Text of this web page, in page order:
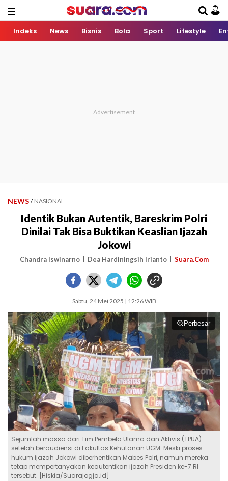
Indeks News Bisnis Bola Sport Lifestyle
NEWS / NASIONAL
Identik Bukan Autentik, Bareskrim Polri
Dinilai Tak Bisa Buktikan Keaslian Ijazah
Jokowi
Chandra Iswinarno Dea Hardiningsih Irianto Suara.Com
Sabtu, 24 Mei 2025 | 12:26 WIB
Perbesar
Sejumlah massa dari Tim Pembela Ulama dan Aktivis (TPUA)
setelah beraudiensi di Fakultas Kehutanan UGM. Meski proses
hukum ijazah Jokowi diberhentikan Mabes Polri, namun mereka
tetap mempertanyakan keautentikan ijazah Presiden ke-7 RI
tersebut. [Hiskia/Suarajogja.id]